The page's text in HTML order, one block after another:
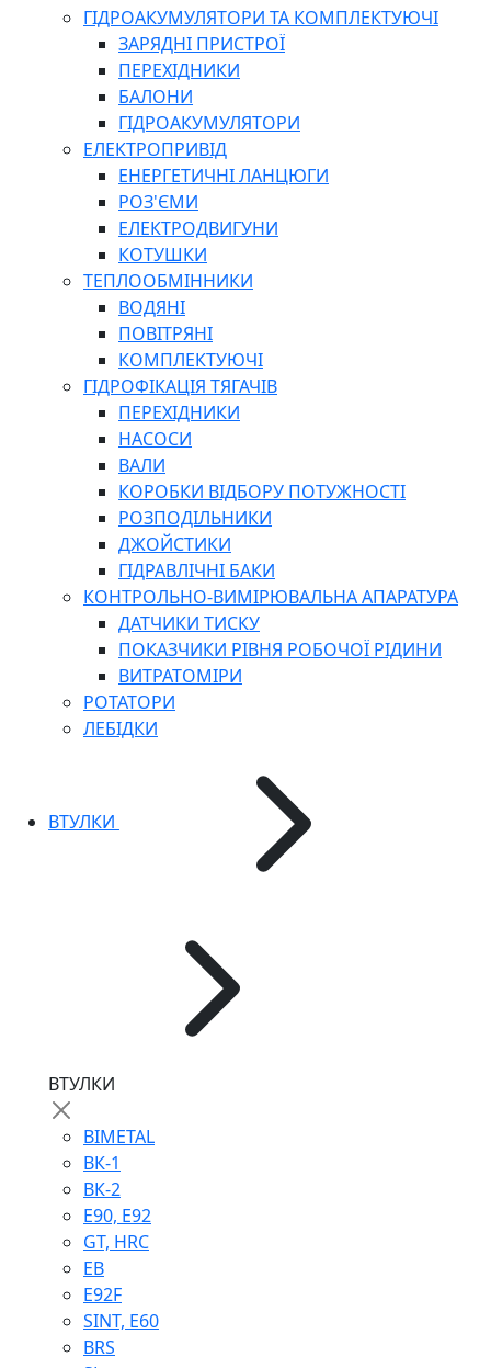
ГІДРОАКУМУЛЯТОРИ ТА КОМПЛЕКТУЮЧІ
ЗАРЯДНІ ПРИСТРОЇ
ПЕРЕХІДНИКИ
БАЛОНИ
ГІДРОАКУМУЛЯТОРИ
ЕЛЕКТРОПРИВІД
ЕНЕРГЕТИЧНІ ЛАНЦЮГИ
РОЗ'ЄМИ
ЕЛЕКТРОДВИГУНИ
КОТУШКИ
ТЕПЛООБМІННИКИ
ВОДЯНІ
ПОВІТРЯНІ
КОМПЛЕКТУЮЧІ
ГІДРОФІКАЦІЯ ТЯГАЧІВ
ПЕРЕХІДНИКИ
НАСОСИ
ВАЛИ
КОРОБКИ ВІДБОРУ ПОТУЖНОСТІ
РОЗПОДІЛЬНИКИ
ДЖОЙСТИКИ
ГІДРАВЛІЧНІ БАКИ
КОНТРОЛЬНО-ВИМІРЮВАЛЬНА АПАРАТУРА
ДАТЧИКИ ТИСКУ
ПОКАЗЧИКИ РІВНЯ РОБОЧОЇ РІДИНИ
ВИТРАТОМІРИ
РОТАТОРИ
ЛЕБІДКИ
ВТУЛКИ
ВТУЛКИ
BIMETAL
ВК-1
ВК-2
Е90, E92
GT, HRC
EB
Е92F
SINT, E60
BRS